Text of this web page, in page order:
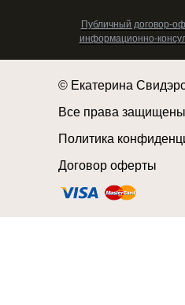
Публичный договор-
информационно-
© Екатерина
Политика
Все права защищены
Договор оферты